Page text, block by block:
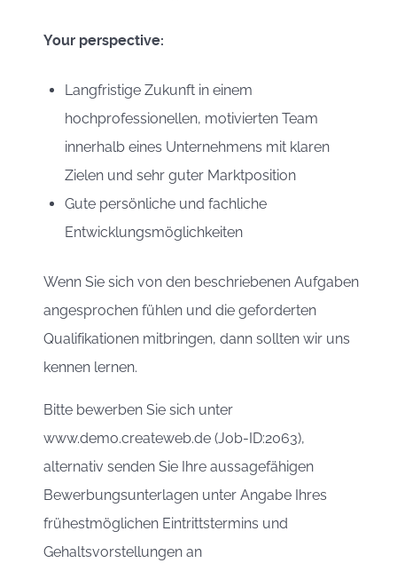
Your perspective:
Langfristige Zukunft in einem
hochprofessionellen, motivierten Team
innerhalb eines Unternehmens mit klaren
Zielen und sehr guter Marktposition
Gute persönliche und fachliche
Entwicklungsmöglichkeiten
Wenn Sie sich von den beschriebenen Aufgaben
angesprochen fühlen und die geforderten
Qualifikationen mitbringen, dann sollten wir uns
kennen lernen.
Bitte bewerben Sie sich unter
www.demo.createweb.de (Job-ID:2063),
alternativ senden Sie Ihre aussagefähigen
Bewerbungsunterlagen unter Angabe Ihres
frühestmöglichen Eintrittstermins und
Gehaltsvorstellungen an